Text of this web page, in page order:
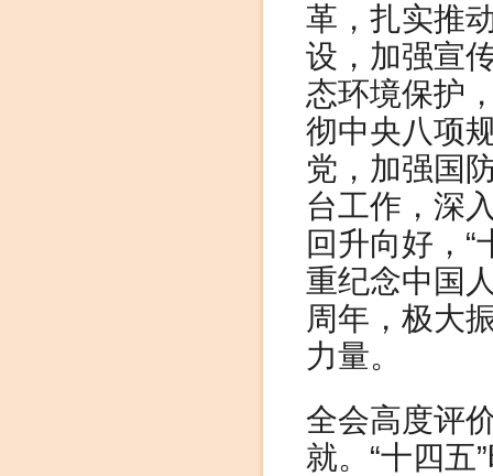
革，扎实推
设，加强宣
态环境保护
彻中央八项
党，加强国
台工作，深
回升向好，
重纪念中国
周年，极大
力量。
全会高度评
就。“十四五